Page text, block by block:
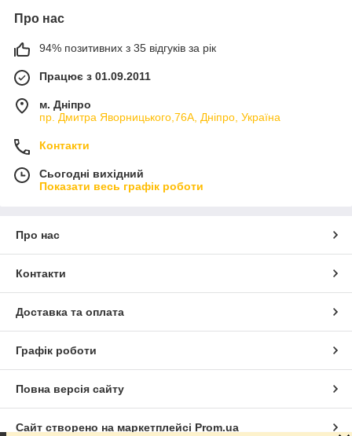
Про нас
94% позитивних з 35 відгуків за рік
Працює з 01.09.2011
м. Дніпро
пр. Дмитра Яворницького,76А, Дніпро, Україна
Контакти
Сьогодні вихідний
Показати весь графік роботи
Про нас
Контакти
Доставка та оплата
Графік роботи
Повна версія сайту
Сайт створено на маркетплейсі Prom.ua